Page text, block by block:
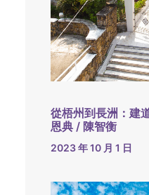
從梧州到長洲：建
恩典 / 陳智衡
2023 年 10 月 1 日